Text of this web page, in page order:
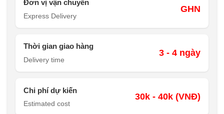
Đơn vị vận chuyển
Express Delivery
GHN
Thời gian giao hàng
Delivery time
3 - 4 ngày
Chi phí dự kiến
Estimated cost
30k - 40k (VNĐ)